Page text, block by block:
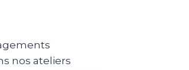
nos ateliers